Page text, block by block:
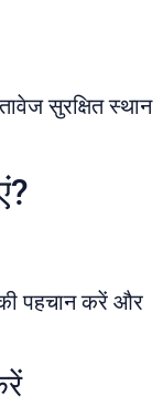
सुरक्षित स्थान
पहचान करें और